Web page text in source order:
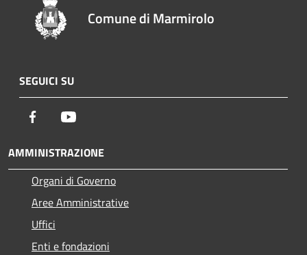
Comune di Marmirolo
SEGUICI SU
Facebook
AMMINISTRAZIONE
Organi di Governo
Aree Amministrative
Uffici
Enti e fondazioni